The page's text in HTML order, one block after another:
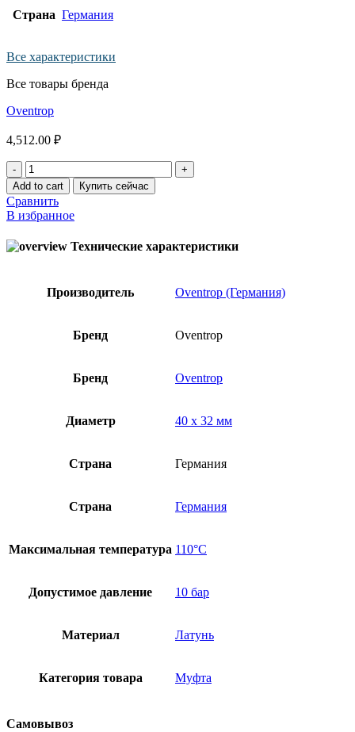
Страна Германия
Все характеристики
Все товары бренда
Оventrop
4,512.00 ₽
Пресс-
муфта
Oventrop
40x32
мм
quantity
Add to cart Купить сейчас
Сравнить
В избранное
Технические характеристики
Производитель Оventrop (Германия)
Бренд Oventrop
Бренд Оventrop
Диаметр 40 x 32 мм
Страна Германия
Страна Германия
Максимальная температура 110°C
Допустимое давление 10 бар
Материал Латунь
Категория товара Муфта
Самовывоз